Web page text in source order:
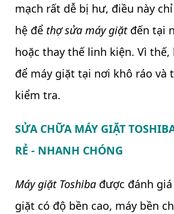
mạch rất dễ bị hư, điều này
hệ để thợ sửa máy giặt đến tại
hoặc thay thế linh kiện. Vì thế,
để máy giặt tại nơi khô ráo và
kiểm tra.
SỬA CHỮA MÁY GIẶT
RẺ - NHANH CHÓNG
Máy giặt Toshiba được đánh
giặt có độ bền cao, máy bền